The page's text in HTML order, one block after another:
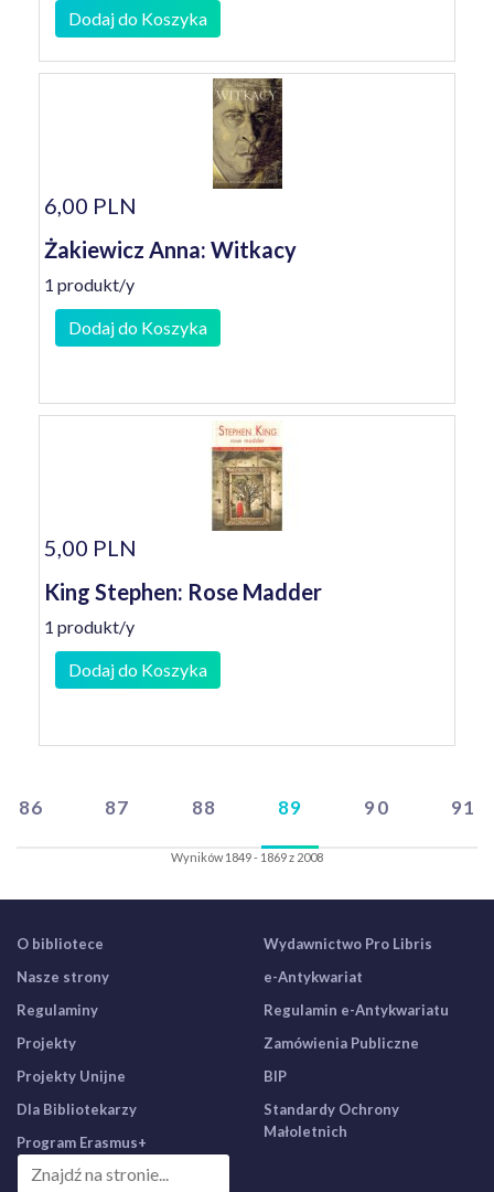
Dodaj do Koszyka
6,00 PLN
Żakiewicz Anna: Witkacy
1 produkt/y
Dodaj do Koszyka
5,00 PLN
King Stephen: Rose Madder
1 produkt/y
Dodaj do Koszyka
86 87 88 89 90 91
Wyników 1849 - 1869 z 2008
O bibliotece
Nasze strony
Regulaminy
Projekty
Projekty Unijne
Dla Bibliotekarzy
Program Erasmus+
Wydawnictwo Pro Libris
e-Antykwariat
Regulamin e-Antykwariatu
Zamówienia Publiczne
BIP
Standardy Ochrony
Małoletnich